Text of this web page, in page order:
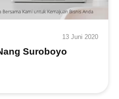
13 Juni 2020
Suroboyo